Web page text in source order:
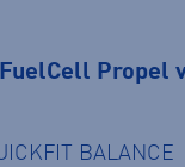
Propel
BALANCE